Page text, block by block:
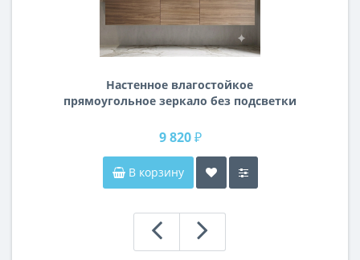
Настенное влагостойкое
прямоугольное зеркало без подсветки
9 820 ₽
В корзину